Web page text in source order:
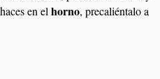
en el horno, precaliéntalo a